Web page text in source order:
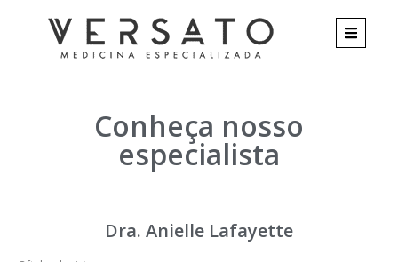
Conheça nosso
especialista
Dra. Anielle Lafayette